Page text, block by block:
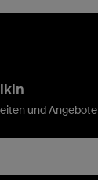
und Angebote